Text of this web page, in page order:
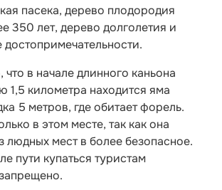
пасека, дерево плодородия
350 лет, дерево долголетия и
в начале длинного каньона
1,5 километра находится яма
5 метров, где обитает форель.
в этом месте, так как она
людных мест в более безопасное.
пути купаться туристам